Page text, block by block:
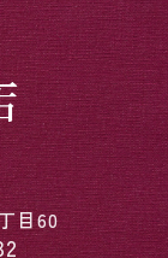
目60